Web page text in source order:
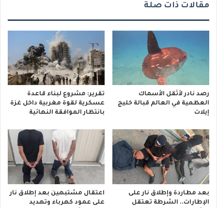
مقالات ذات صلة
رصد نادر لأثقل الأسماك
العظمية في العالم قبالة خليج
إيلات
تقرير: مشروع لبناء قاعدة
عسكرية لقوة مغربية داخل غزة
بانتظار الموافقة النهائية
بعد مطاردة وإطلاق نار على
الإطارات.. الشرطة تعتقل
اعتقال مشتبهين بعد إطلاق نار
على عمود كهرباء وتهديد